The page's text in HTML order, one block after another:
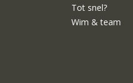
Tot snel?
Wim & team